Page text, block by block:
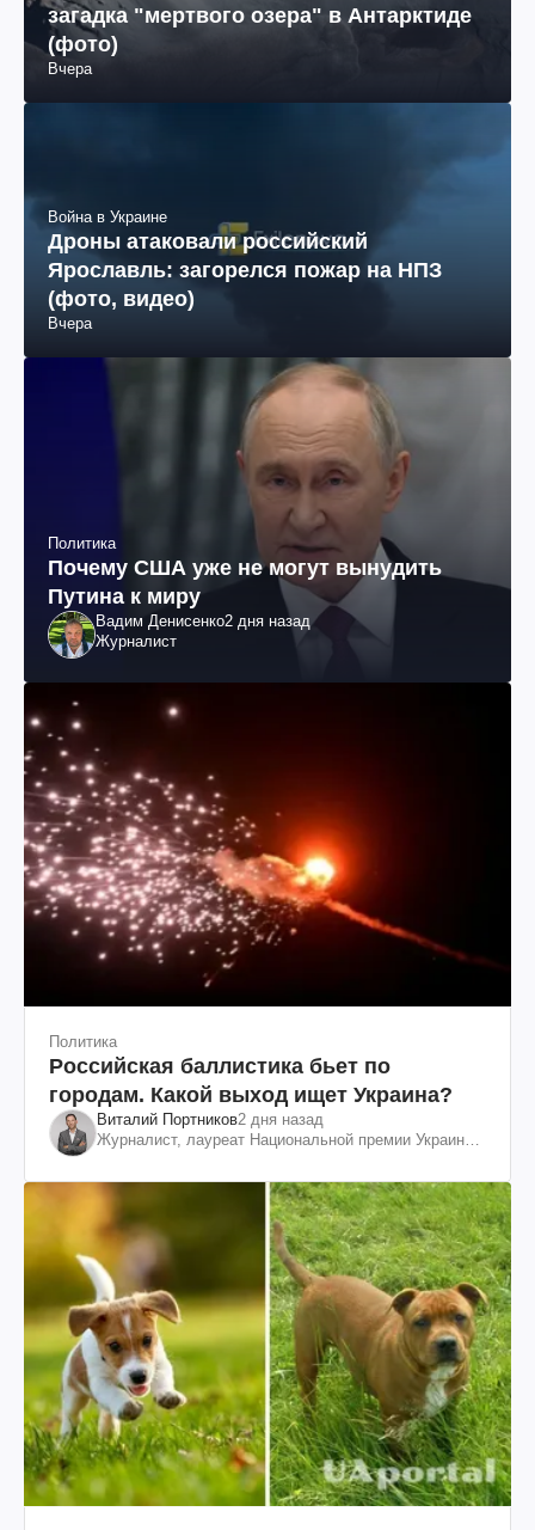
загадка "мертвого озера" в Антарктиде
(фото)
Вчера
Война в Украине
Дроны атаковали российский
Ярославль: загорелся пожар на НПЗ
(фото, видео)
Вчера
Политика
Почему США уже не могут вынудить
Путина к миру
Вадим Денисенко2 дня назад
Журналист
Политика
Российская баллистика бьет по
городам. Какой выход ищет Украина?
Виталий Портников2 дня назад
Журналист, лауреат Национальной премии Украины